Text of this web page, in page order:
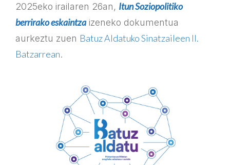
2025eko irailaren 26an, Itun Soziopolitiko
berrirako eskaintzaizeneko dokumentua
aurkeztu zuen Batuz Aldatuko Sinatzaileen II.
Batzarrean.